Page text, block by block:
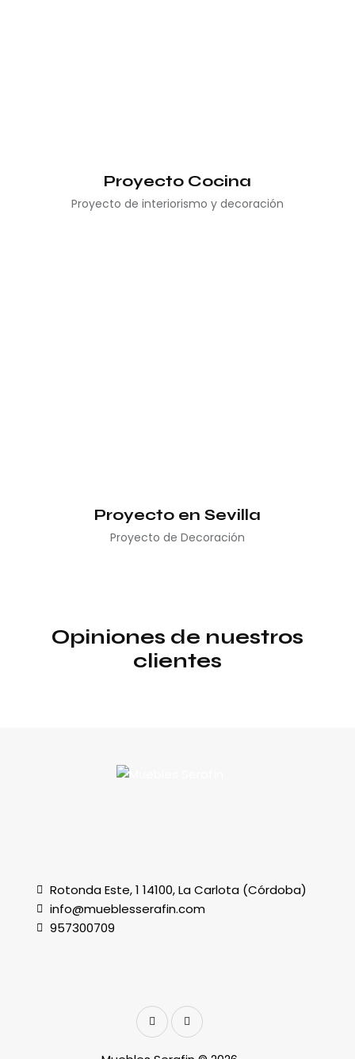
Proyecto Cocina
Proyecto de interiorismo y decoración
Proyecto en Sevilla
Proyecto de Decoración
Opiniones de nuestros
clientes
Rotonda Este, 1 14100, La Carlota (Córdoba)
info@mueblesserafin.com
957300709